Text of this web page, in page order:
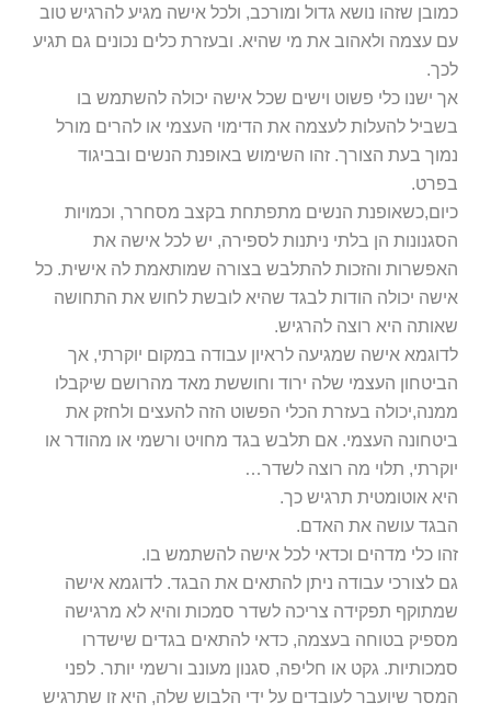
כמובן שזהו נושא גדול ומורכב, ולכל אישה מגיע להרגיש טוב
עם עצמה ולאהוב את מי שהיא. ובעזרת כלים נכונים גם תגיע
לכך.
אך ישנו כלי פשוט וישים שכל אישה יכולה להשתמש בו
בשביל להעלות לעצמה את הדימוי העצמי או להרים מורל
נמוך בעת הצורך. זהו השימוש באופנת הנשים ובביגוד
בפרט.
כיום,כשאופנת הנשים מתפתחת בקצב מסחרר, וכמויות
הסגנונות הן בלתי ניתנות לספירה, יש לכל אישה את
האפשרות והזכות להתלבש בצורה שמותאמת לה אישית. כל
אישה יכולה הודות לבגד שהיא לובשת לחוש את התחושה
שאותה היא רוצה להרגיש.
לדוגמא אישה שמגיעה לראיון עבודה במקום יוקרתי, אך
הביטחון העצמי שלה ירוד וחוששת מאד מהרושם שיקבלו
ממנה,יכולה בעזרת הכלי הפשוט הזה להעצים ולחזק את
ביטחונה העצמי. אם תלבש בגד מחויט ורשמי או מהודר או
יוקרתי, תלוי מה רוצה לשדר…
היא אוטומטית תרגיש כך.
הבגד עושה את האדם.
זהו כלי מדהים וכדאי לכל אישה להשתמש בו.
גם לצורכי עבודה ניתן להתאים את הבגד. לדוגמא אישה
שמתוקף תפקידה צריכה לשדר סמכות והיא לא מרגישה
מספיק בטוחה בעצמה, כדאי להתאים בגדים שישדרו
סמכותיות. גקט או חליפה, סגנון מעונב ורשמי יותר. לפני
המסר שיועבר לעובדים על ידי הלבוש שלה, היא זו שתרגיש